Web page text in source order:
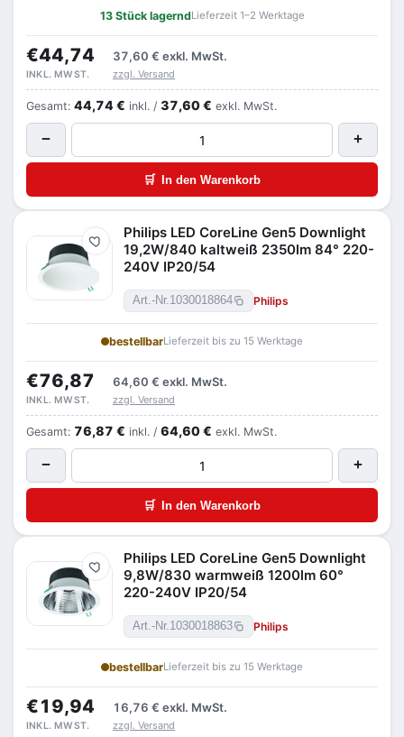
13 Stück lagerndLieferzeit 1–2 Werktage
€44,74 37,60 € exkl. MwSt.
INKL. MWST. zzgl. Versand
Gesamt: 44,74 € inkl. / 37,60 € exkl. MwSt.
− +
🛒 In den Warenkorb
Merken
Philips LED CoreLine Gen5 Downlight
19,2W/840 kaltweiß 2350lm 84° 220-
240V IP20/54
Art.-Nr.1030018864 Philips
bestellbarLieferzeit bis zu 15 Werktage
€76,87 64,60 € exkl. MwSt.
INKL. MWST. zzgl. Versand
Gesamt: 76,87 € inkl. / 64,60 € exkl. MwSt.
− +
🛒 In den Warenkorb
Merken
Philips LED CoreLine Gen5 Downlight
9,8W/830 warmweiß 1200lm 60°
220-240V IP20/54
Art.-Nr.1030018863 Philips
bestellbarLieferzeit bis zu 15 Werktage
€19,94 16,76 € exkl. MwSt.
INKL. MWST. zzgl. Versand